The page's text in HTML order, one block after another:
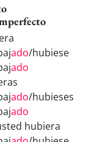
ado/hubiese
ado
ado/hubieses
ado
hubiera